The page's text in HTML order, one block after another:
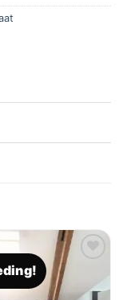
Toevoegen
verlanglijst